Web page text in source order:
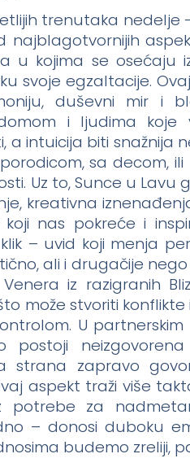
trenutaka nedelje
najblagotvornijih
u kojima se osećaju
svoje egzaltacije.
duševni mir i
i ljudima koje
a intuicija biti snažnija
sa decom, ili
Uz to, Sunce u Lavu
kreativna
nas pokreće i
– uvid koji menja
ali i drugačije
iz razigranih
može stvoriti
U
postoji
strana zapravo
aspekt traži više
potrebe za
– donosi duboku
budemo zreliji,